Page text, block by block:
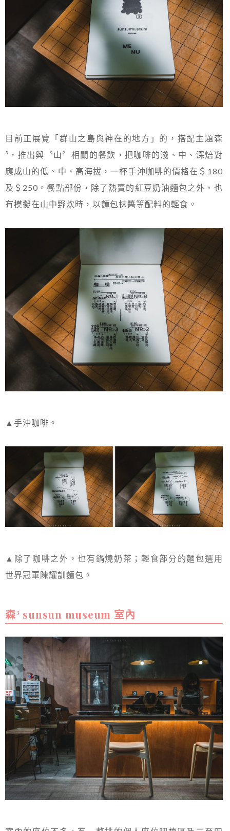
目前正展覽「群山之島與神在的地方」的，搭配主題森
³，推出與〝山〞相關的餐飲，把咖啡的淺、中、深焙對
應成山的低、中、高海拔，一杯手沖咖啡的價格在＄180
及＄250。餐點部份，除了熱賣的紅豆奶油麵包之外，也
有模擬在山中野炊時，以麵包抹醬等配料的輕食。
▲手沖咖啡。
▲除了咖啡之外，也有鍋燒奶茶；輕食部分的麵包選用
世界冠軍陳耀訓麵包。
森³ sunsun museum 室內